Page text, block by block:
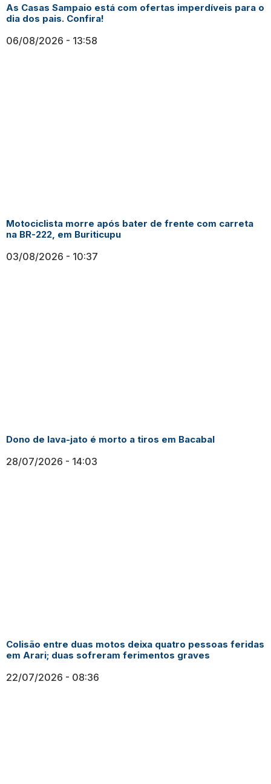
As Casas Sampaio está com ofertas imperdíveis para o
dia dos pais. Confira!
06/08/2026 13:58
Motociclista morre após bater de frente com carreta
na BR-222, em Buriticupu
03/08/2026 10:37
Dono de lava-jato é morto a tiros em Bacabal
28/07/2026 14:03
Colisão entre duas motos deixa quatro pessoas feridas
em Arari; duas sofreram ferimentos graves
22/07/2026 08:36